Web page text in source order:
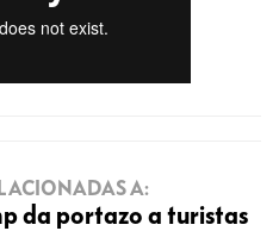
A:
da portazo a turistas